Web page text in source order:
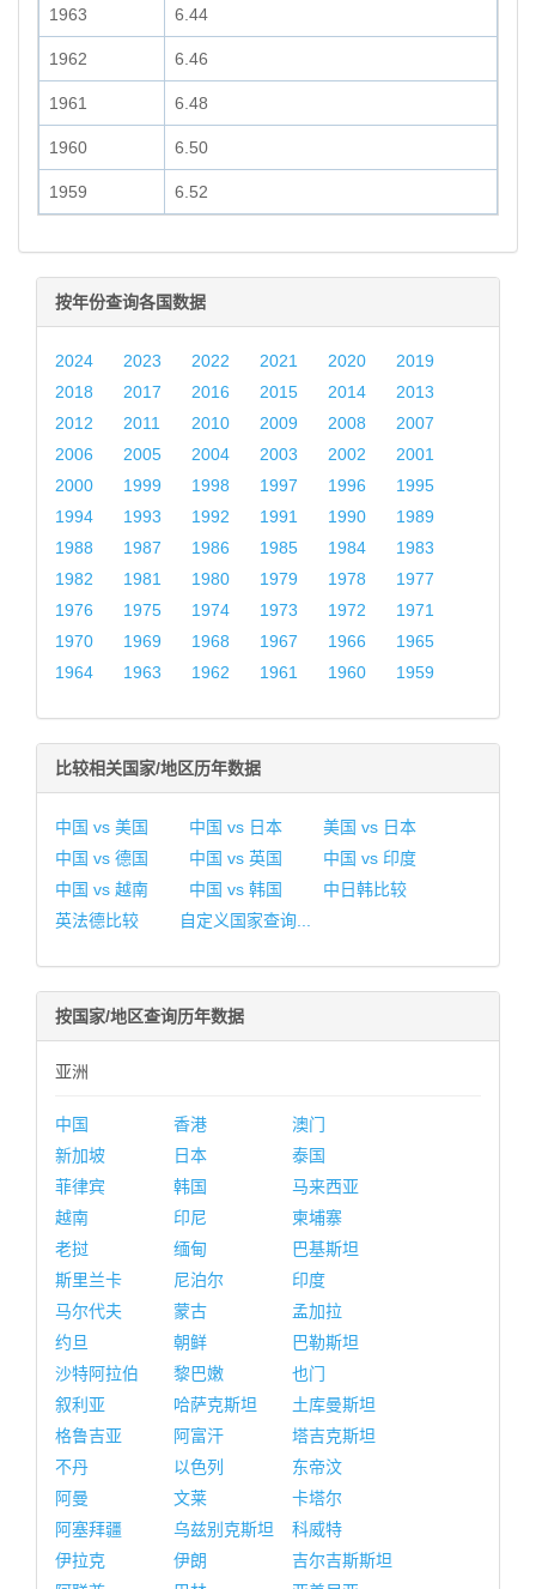
1963 6.44
1962 6.46
1961 6.48
1960 6.50
1959 6.52
按年份查询各国数据
2024 2023 2022 2021 2020
2019
2018
2017 2016 2015 2014
2013
2012
2011 2010 2009 2008
2007
2006
2005 2004 2003 2002
2001
2000
1999 1998 1997 1996
1995
1994
1993 1992 1991 1990
1989
1988
1987 1986 1985 1984
1983
1982
1981 1980 1979 1978
1977
1976
1975 1974 1973 1972
1971
1970
1969 1968 1967 1966
1965
1964
1963 1962 1961 1960 1959
比较相关国家/地区历年数据
中国 vs 美国 中国 vs 日本
美国 vs 日本
中国 vs 德国
中国 vs 英国
中国 vs 印度
中国 vs 越南
中国 vs 韩国
中日韩比较
英法德比较
自定义国家查询...
按国家/地区查询历年数据
亚洲
中国 香港
澳门
新加坡
日本
泰国
菲律宾
韩国
马来西亚
越南
印尼
柬埔寨
老挝
缅甸
巴基斯坦
斯里兰卡
尼泊尔
印度
马尔代夫
蒙古
孟加拉
约旦
朝鲜
巴勒斯坦
沙特阿拉伯
黎巴嫩
也门
叙利亚
哈萨克斯坦
土库曼斯坦
格鲁吉亚
阿富汗
塔吉克斯坦
不丹
以色列
东帝汶
阿曼
文莱
卡塔尔
阿塞拜疆
乌兹别克斯坦
科威特
伊拉克
伊朗
吉尔吉斯斯坦